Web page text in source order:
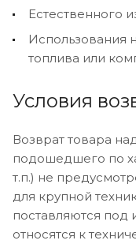
Естественного
Использования
топлива или
Условия
Возврат товара
подошедшего по
т.п.) не
для крупной
поставляются под
относятся к